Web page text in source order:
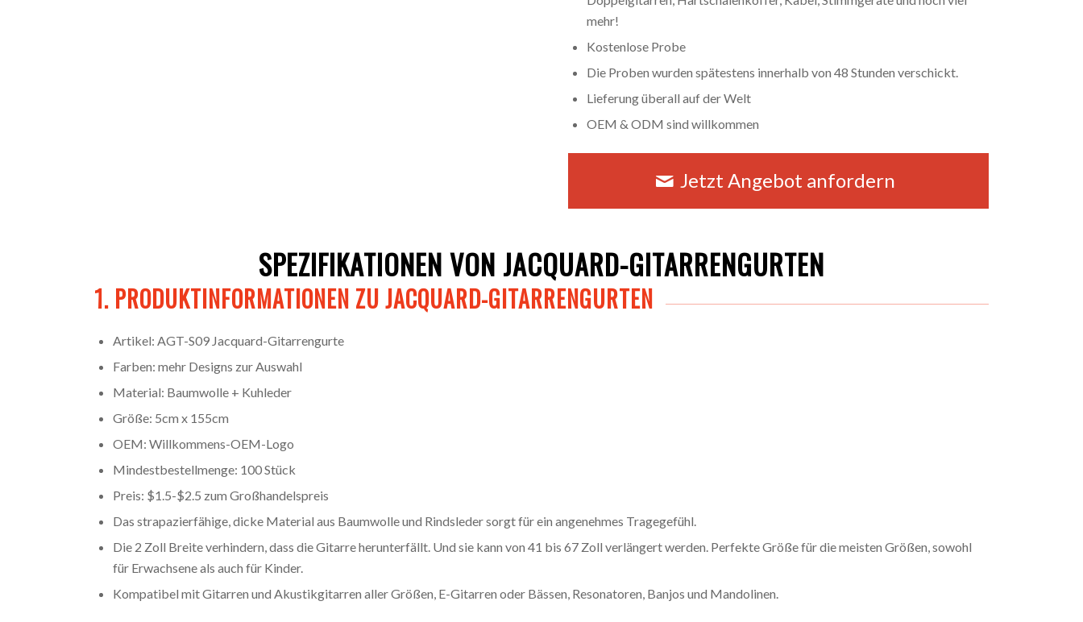
mehr!
Kostenlose Probe
Die Proben wurden spätestens innerhalb von 48 Stunden verschickt.
Lieferung überall auf der Welt
OEM & ODM sind willkommen
Jetzt Angebot anfordern
SPEZIFIKATIONEN VON JACQUARD-GITARRENGURTEN
1. PRODUKTINFORMATIONEN ZU JACQUARD-GITARRENGURTEN
Artikel: AGT-S09 Jacquard-Gitarrengurte
Farben: mehr Designs zur Auswahl
Material: Baumwolle + Kuhleder
Größe: 5cm x 155cm
OEM: Willkommens-OEM-Logo
Mindestbestellmenge: 100 Stück
Preis: $1.5-$2.5 zum Großhandelspreis
Das strapazierfähige, dicke Material aus Baumwolle und Rindsleder sorgt für ein angenehmes Tragegefühl.
Die 2 Zoll Breite verhindern, dass die Gitarre herunterfällt. Und sie kann von 41 bis 67 Zoll verlängert werden. Perfekte Größe für die meisten Größen, sowohl
für Erwachsene als auch für Kinder.
Kompatibel mit Gitarren und Akustikgitarren aller Größen, E-Gitarren oder Bässen, Resonatoren, Banjos und Mandolinen.